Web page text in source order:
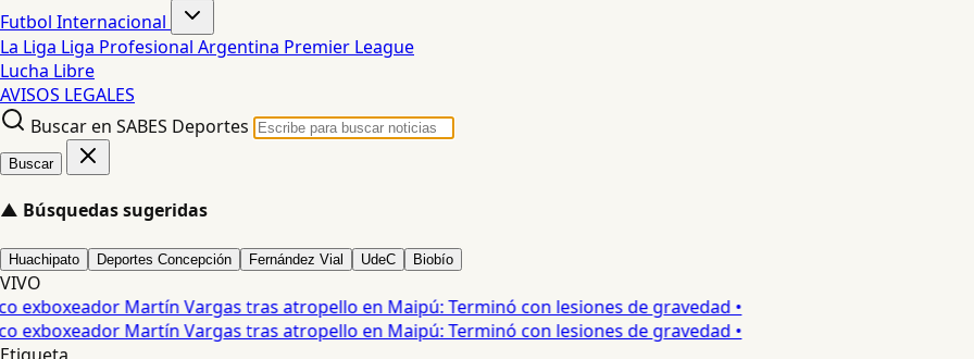
Futbol Internacional
La Liga Liga Profesional Argentina Premier League
Lucha Libre
AVISOS LEGALES
Buscar en SABES Deportes
Buscar
▲ Búsquedas sugeridas
Huachipato Deportes Concepción Fernández Vial UdeC Biobío
VIVO
Martín Vargas tras atropello en Maipú: Terminó con lesiones de gravedad •
Martín Vargas tras atropello en Maipú: Terminó con lesiones de gravedad •
Etiqueta